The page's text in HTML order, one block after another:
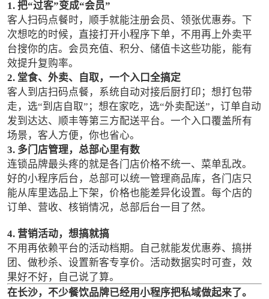
1. 把“过客”变成“会员”
客人扫码点餐时，顺手就能注册会员、领张优惠券。下
次想吃的时候，直接打开小程序下单，不用再上外卖平
台搜你的店。会员充值、积分、储值卡这些功能，能有
效提升复购率。
2. 堂食、外卖、自取，一个入口全搞定
客人到店扫码点餐，系统自动对接后厨打印；想打包带
走，选“到店自取”；想在家吃，选“外卖配送”，订单自动
发到达达、顺丰等第三方配送平台。一个入口覆盖所有
场景，客人方便，你也省心。
3. 多门店管理，总部心里有数
连锁品牌最头疼的就是各门店价格不统一、菜单乱改。
好的小程序后台，总部可以统一管理商品库，各门店只
能从库里选品上下架，价格也能差异化设置。每个店的
订单、营收、核销情况，总部后台一目了然。
4. 营销活动，想搞就搞
不用再依赖平台的活动档期。自己就能发优惠券、搞拼
团、做秒杀、设置新客专享价。活动数据实时可查，效
果好不好，自己说了算。
在长沙，不少餐饮品牌已经用小程序把私域做起来了。